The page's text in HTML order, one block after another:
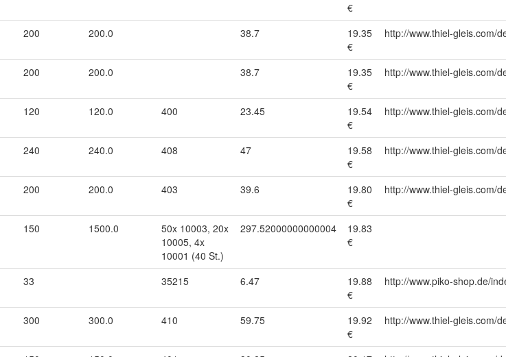
€
200 200.0 38.7
19.35
€
http://www.thiel-gleis.com/
200 200.0 38.7
19.35
€
http://www.thiel-gleis.com/
120 120.0 400 23.45
19.54
€
http://www.thiel-gleis.com/
240 240.0 408 47
19.58
€
http://www.thiel-gleis.com/
200 200.0 403 39.6
19.80
€
http://www.thiel-gleis.com/
150 1500.0
50x 10003, 20x
10005, 4x
10001 (40 St.)
297.52000000000004
19.83
€
33 35215 6.47
19.88
€
http://www.piko-shop.de/
300 300.0 410 59.75
19.92
€
http://www.thiel-gleis.com/